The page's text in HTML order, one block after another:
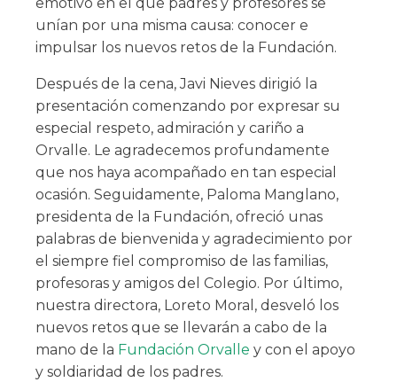
unían por una misma causa: conocer e
impulsar los nuevos retos de la Fundación.
Después de la cena, Javi Nieves dirigió la
presentación comenzando por expresar su
especial respeto, admiración y cariño a
Orvalle. Le agradecemos profundamente
que nos haya acompañado en tan especial
ocasión. Seguidamente, Paloma Manglano,
presidenta de la Fundación, ofreció unas
palabras de bienvenida y agradecimiento por
el siempre fiel compromiso de las familias,
profesoras y amigos del Colegio. Por último,
nuestra directora, Loreto Moral, desveló los
nuevos retos que se llevarán a cabo de la
mano de la Fundación Orvalle y con el apoyo
y soldiaridad de los padres.